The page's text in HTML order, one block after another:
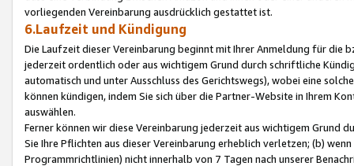
vorliegenden Vereinbarung ausdrücklich gestattet ist.
6.Laufzeit und Kündigung
Die Laufzeit dieser Vereinbarung beginnt mit Ihrer Anmeldung für die
jederzeit ordentlich oder aus wichtigem Grund durch schriftliche
automatisch und unter Ausschluss des Gerichtswegs), wobei eine
können kündigen, indem Sie sich über die Partner-Website in Ihrem
auswählen.
Ferner können wir diese Vereinbarung jederzeit aus wichtigem Grund
Sie Ihre Pflichten aus dieser Vereinbarung erheblich verletzen; (b)
Programmrichtlinien) nicht innerhalb von 7 Tagen nach unserer